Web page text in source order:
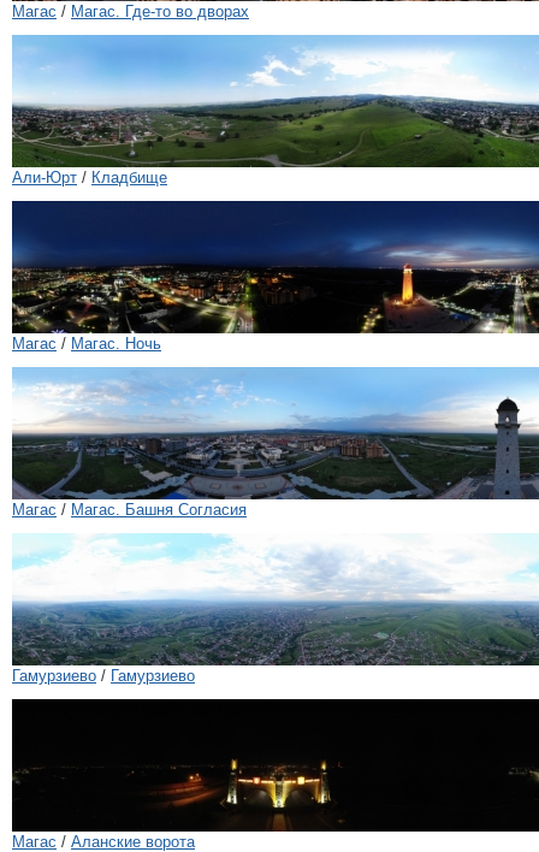
Магас / Магас. Где-то во дворах
Али-Юрт / Кладбище
Магас / Магас. Ночь
Магас / Магас. Башня Согласия
Гамурзиево / Гамурзиево
Магас / Аланские ворота